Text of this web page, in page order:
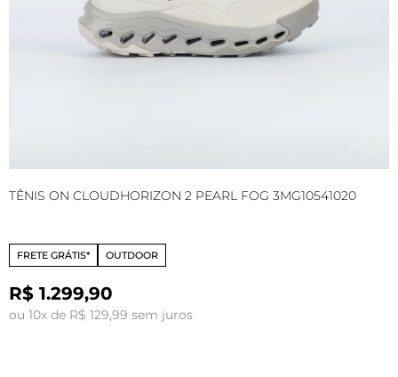
TÊNIS ON CLOUDHORIZON 2 PEARL FOG 3MG10541020
FRETE GRÁTIS* OUTDOOR
R$ 1.299,90
ou 10x de R$ 129,99 sem juros